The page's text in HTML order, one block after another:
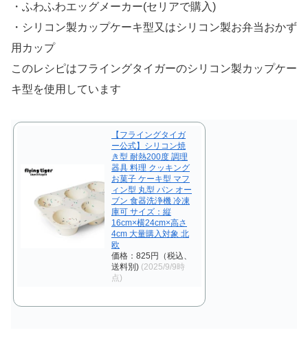
・ふわふわエッグメーカー(セリアで購入)
・シリコン製カップケーキ型又はシリコン製お弁当おかず
用カップ
このレシピはフライングタイガーのシリコン製カップケー
キ型を使用しています
【フライングタイガ
ー公式】シリコン焼
き型 耐熱200度 調理
器具 料理 クッキング
お菓子 ケーキ型 マフ
ィン型 丸型 パン オー
ブン 食器洗浄機 冷凍
庫可 サイズ：縦
16cm×横24cm×高さ
4cm 大量購入対象 北
欧
価格：825円（税込、
送料別) (2025/9/9時
点)